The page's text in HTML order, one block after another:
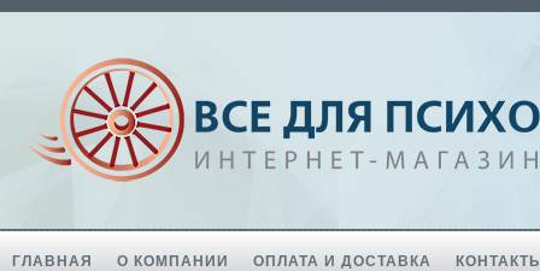
ГЛАВНАЯ О КОМПАНИИ ОПЛАТА И ДОСТАВКА